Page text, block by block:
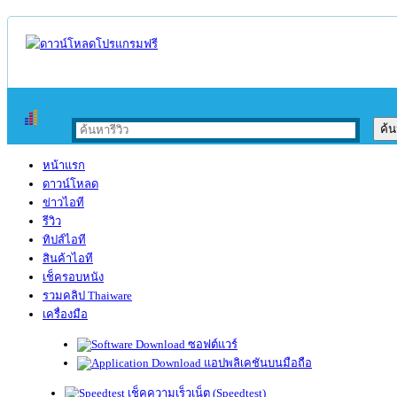
หน้าแรก
ดาวน์โหลด
ข่าวไอที
รีวิว
ทิปส์ไอที
สินค้าไอที
เช็ครอบหนัง
รวมคลิป Thaiware
เครื่องมือ
ซอฟต์แวร์
แอปพลิเคชันบนมือถือ
เช็คความเร็วเน็ต (Speedtest)